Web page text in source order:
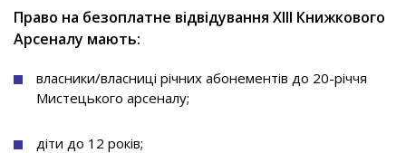
Право на безоплатне відвідування ХІІІ Книжкового
Арсеналу мають:
власники/власниці річних абонементів до 20-річчя
Мистецького арсеналу;
діти до 12 років;